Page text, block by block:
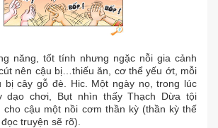
năng, tốt tính nhưng ngặc nỗi gia cảnh
nên cậu bị…thiếu ăn, cơ thể yếu ớt, mỗi
bị cây gỗ đè. Hic. Một ngày nọ, trong lúc
dạo chơi, Bụt nhìn thấy Thạch Dừa tội
cho cậu một nồi cơm thần kỳ (thần kỳ thế
truyện sẽ rõ).